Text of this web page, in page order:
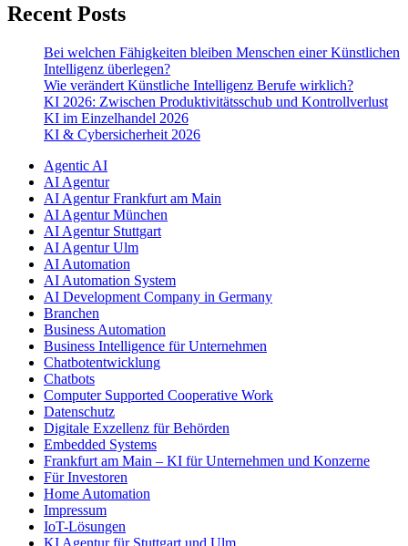
Recent Posts
Bei welchen Fähigkeiten bleiben Menschen einer Künstlichen
Intelligenz überlegen?
Wie verändert Künstliche Intelligenz Berufe wirklich?
KI 2026: Zwischen Produktivitätsschub und Kontrollverlust
KI im Einzelhandel 2026
KI & Cybersicherheit 2026
Agentic AI
AI Agentur
AI Agentur Frankfurt am Main
AI Agentur München
AI Agentur Stuttgart
AI Agentur Ulm
AI Automation
AI Automation System
AI Development Company in Germany
Branchen
Business Automation
Business Intelligence für Unternehmen
Chatbotentwicklung
Chatbots
Computer Supported Cooperative Work
Datenschutz
Digitale Exzellenz für Behörden
Embedded Systems
Frankfurt am Main – KI für Unternehmen und Konzerne
Für Investoren
Home Automation
Impressum
IoT-Lösungen
KI Agentur für Stuttgart und Ulm